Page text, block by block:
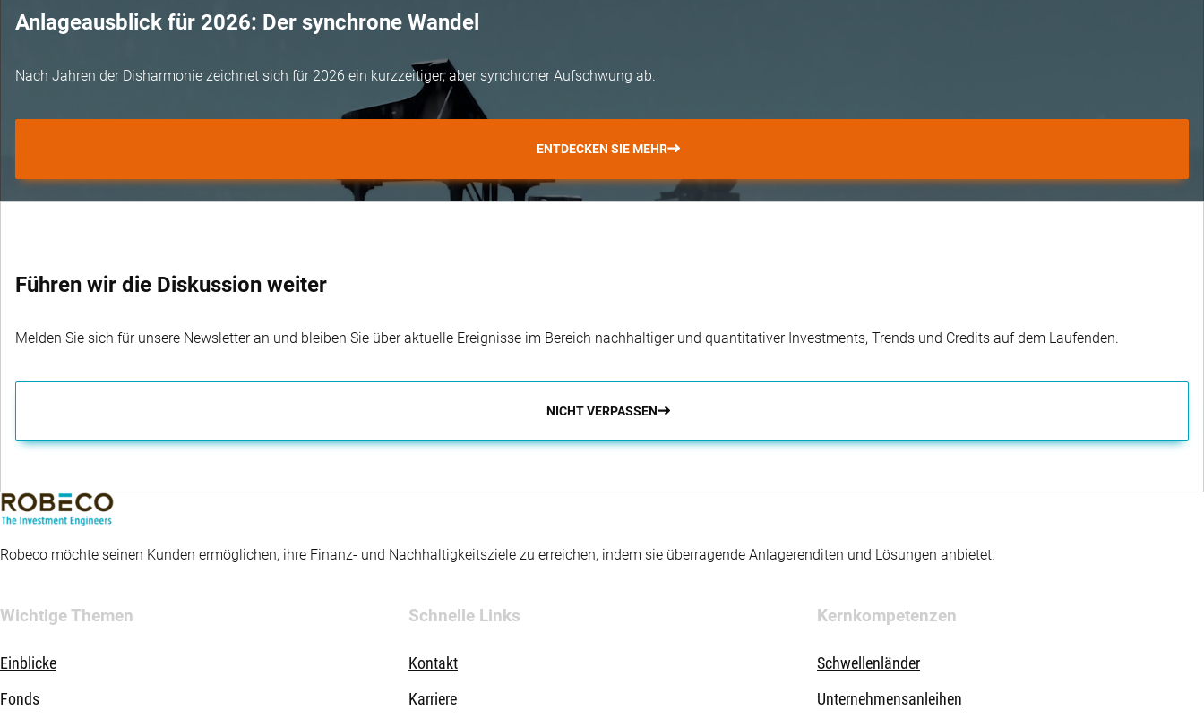
Anlageausblick für 2026: Der synchrone Wandel
Nach Jahren der Disharmonie zeichnet sich für 2026 ein kurzzeitiger, aber synchroner Aufschwung ab.
ENTDECKEN SIE MEHR
Führen wir die Diskussion weiter
Melden Sie sich für unsere Newsletter an und bleiben Sie über aktuelle Ereignisse im Bereich nachhaltiger und quantitativer Investments, Trends und Credits auf dem Laufenden.
NICHT VERPASSEN
Robeco möchte seinen Kunden ermöglichen, ihre Finanz- und Nachhaltigkeitsziele zu erreichen, indem sie überragende Anlagerenditen und Lösungen anbietet.
Wichtige Themen
Einblicke
Fonds
Schnelle Links
Kontakt
Karriere
Kernkompetenzen
Schwellenländer
Unternehmensanleihen